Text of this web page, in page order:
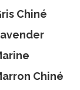
Chiné
Chiné